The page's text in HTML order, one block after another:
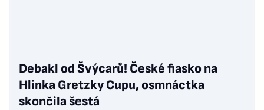
Debakl od Švýcarů! České fiasko na
Hlinka Gretzky Cupu, osmnáctka
skončila šestá